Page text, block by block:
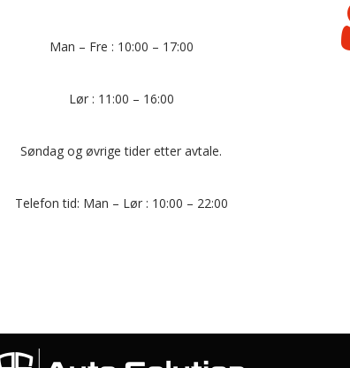
Man – Fre : 10:00 – 17:00
Lør : 11:00 – 16:00
Søndag og øvrige tider etter avtale.
Telefon tid: Man – Lør : 10:00 – 22:00